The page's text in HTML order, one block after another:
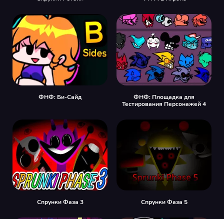
ФНФ: Би-Сайд
ФНФ: Площадка для
Тестирования Персонажей 4
Спрунки Фаза 3 Спрунки Фаза 5